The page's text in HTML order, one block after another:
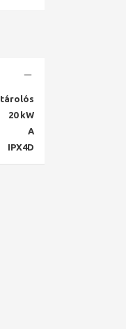
tárolós
20 kW
A
IPX4D